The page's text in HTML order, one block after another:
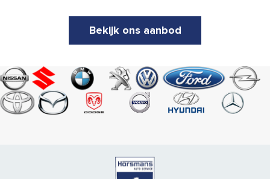
Bekijk ons aanbod